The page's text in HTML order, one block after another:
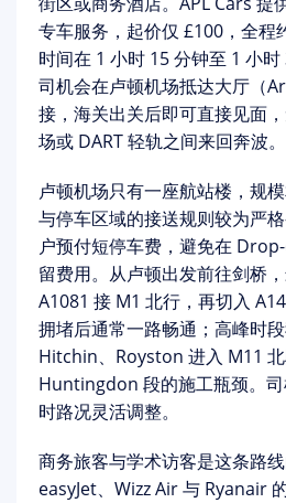
专车服务 ，起价仅 £100，全
时间在 1 小时 15 分钟至 1 小
司机会在卢顿机场抵达大厅（
接，海关出关后即可直接见面
场或 DART 轻轨之间来回奔波。
卢顿机场只有一座航站楼，规
与停车区域的接送规则较为严
户预付短停车费，避免在
留费用。从卢顿出发前往剑桥
A1081 接 M1 北行，再切入
拥堵后通常一路畅通；高峰时
Hitchin、Royston 进入 M11
Huntingdon 段的施工瓶颈。
时路况灵活调整。
商务旅客与学术访客是这条路
easyJet、Wizz Air 与 Ryanair